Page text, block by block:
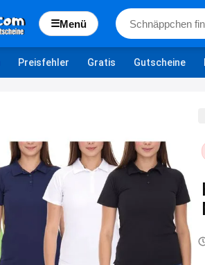
☰Menü
Preisfehler Gratis Gutscheine